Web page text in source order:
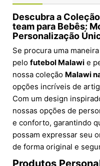
Descubra a
team para Bebês:
Personalização
Se procura uma
pelo futebol Malawi e
nossa coleção Malawi
opções incríveis de
Com um design
nossas opções de
e conforto, garantindo
possam expressar seu
de forma original e
Produtos